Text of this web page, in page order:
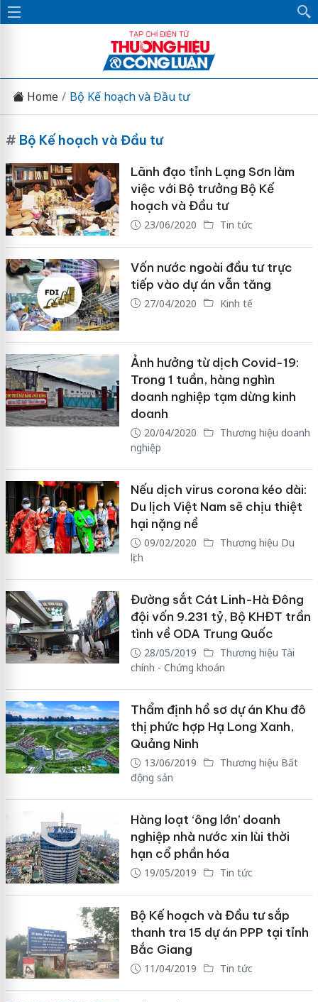
Home Bộ Kế hoạch và Đầu tư
# Bộ Kế hoạch và Đầu tư
Lãnh đạo tỉnh Lạng Sơn làm
việc với Bộ trưởng Bộ Kế
hoạch và Đầu tư
23/06/2020 Tin tức
Vốn nước ngoài đầu tư trực
tiếp vào dự án vẫn tăng
27/04/2020 Kinh tế
Ảnh hưởng từ dịch Covid-19:
Trong 1 tuần, hàng nghìn
doanh nghiệp tạm dừng kinh
doanh
20/04/2020
Thương hiệu doanh
nghiệp
Nếu dịch virus corona kéo dài:
Du lịch Việt Nam sẽ chịu thiệt
hại nặng nề
09/02/2020
Thương hiệu Du
lịch
Đường sắt Cát Linh-Hà Đông
đội vốn 9.231 tỷ, Bộ KHĐT trần
tình về ODA Trung Quốc
28/05/2019
Thương hiệu Tài
chính - Chứng khoán
Thẩm định hồ sơ dự án Khu đô
thị phức hợp Hạ Long Xanh,
Quảng Ninh
13/06/2019
Thương hiệu Bất
động sản
Hàng loạt ‘ông lớn’ doanh
nghiệp nhà nước xin lùi thời
hạn cổ phần hóa
19/05/2019 Tin tức
Bộ Kế hoạch và Đầu tư sắp
thanh tra 15 dự án PPP tại tỉnh
Bắc Giang
11/04/2019 Tin tức